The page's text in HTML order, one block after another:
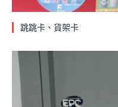
跳跳卡、貨架卡